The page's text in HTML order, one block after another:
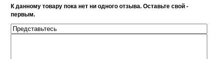
К данному товару пока нет ни одного отзыва. Оставьте свой -
первым.